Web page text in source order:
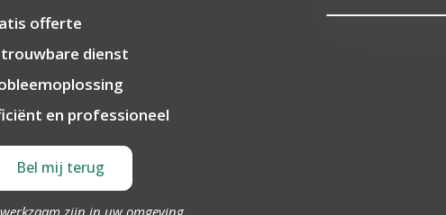
offerte
dienst
en professioneel
Bel mij terug
zijn in uw omgeving.